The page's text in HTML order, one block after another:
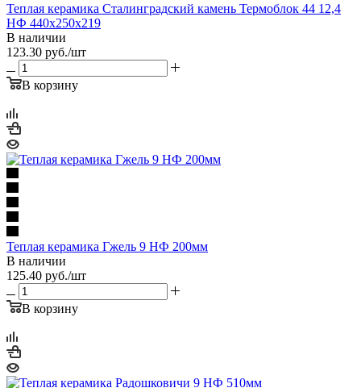
Теплая керамика Сталинградский камень Термоблок 44 12,4
НФ 440х250х219
В наличии
123.30 руб./шт
В корзину
Теплая керамика Гжель 9 НФ 200мм
В наличии
125.40 руб./шт
В корзину